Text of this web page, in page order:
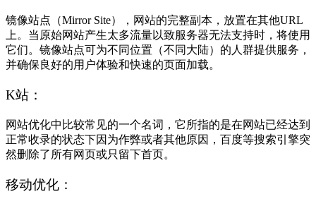
镜像站点（Mirror Site），网站的完整副本，放置在其他URL
上。当原始网站产生太多流量以致服务器无法支持时，将使用
它们。镜像站点可为不同位置（不同大陆）的人群提供服务，
并确保良好的用户体验和快速的页面加载。
K站：
网站优化中比较常见的一个名词，它所指的是在网站已经达到
正常收录的状态下因为作弊或者其他原因，百度等搜索引擎突
然删除了所有网页或只留下首页。
移动优化：